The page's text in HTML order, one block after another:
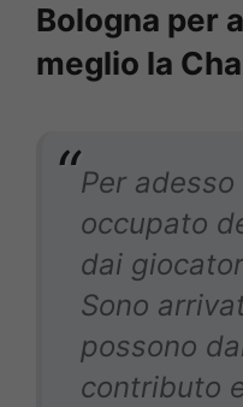
Bologna per
meglio la
Per
occupato
dai
Sono
possono
contributo